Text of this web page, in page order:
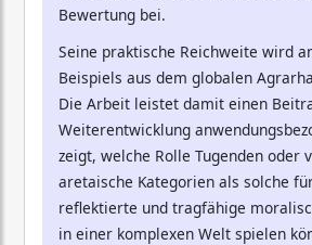
Bewertung bei.
Seine praktische Reichweite wird
Beispiels aus dem globalen
Die Arbeit leistet damit einen
Weiterentwicklung
zeigt, welche Rolle Tugenden oder
aretaische Kategorien als solche
reflektierte und tragfähige
in einer komplexen Welt spielen